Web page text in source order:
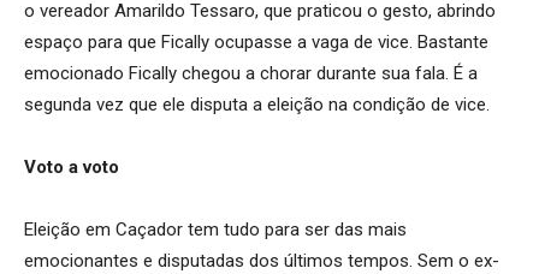
o vereador Amarildo Tessaro, que praticou o gesto, abrindo
espaço para que Fically ocupasse a vaga de vice. Bastante
emocionado Fically chegou a chorar durante sua fala. É a
segunda vez que ele disputa a eleição na condição de vice.
Voto a voto
Eleição em Caçador tem tudo para ser das mais
emocionantes e disputadas dos últimos tempos. Sem o ex-